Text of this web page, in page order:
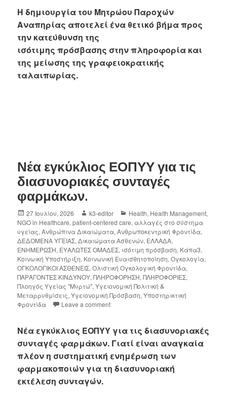
Η δημιουργία του Μητρώου Παροχών
Αναπηρίας αποτελεί ένα θετικό βήμα προς
την κατεύθυνση της
ισότιμης πρόσβασης στην πληροφορία και
της μείωσης της γραφειοκρατικής
ταλαιπωρίας.
Νέα εγκύκλιος ΕΟΠΥΥ για τις
διασυνοριακές συνταγές
φαρμάκων.
27 Ιουλίου, 2026 k3-editor Health, Health Management,
NGO in Healthcare,patient-centered care, αλλαγές στο σύστημα
υγείας,Ανθρώπινα Δικαιώματα,Ανθρωποκεντρική Φροντίδα,
ΔΕΔΟΜΕΝΑ ΥΓΕΙΑΣ,Δικαιώματα Ασθενών, ΕΛΛΑΔΑ,
ΕΝΗΜΕΡΩΣΗ, ΕΥΑΛΩΤΕΣ ΟΜΑΔΕΣ, ισότιμη πρόσβαση, Κάπα3,
Κοινωική Υποστήριξη, Κοινωνική Ευαισθητοποίηση,Ογκολογία,
ΟΓΚΟΛΟΓΙΚΟΙ ΑΣΘΕΝΕΙΣ,Ολιστική Ογκολογική Φροντίδα,
ΠΑΡΑΓΟΝΤΕΣ ΚΙΝΔΥΝΟΥ,ΠΛΗΡΟΦΟΡΗΣΗ,ΠΛΗΡΟΦΟΡΙΕΣ,
Πλοηγός Υγείας "Μυρτώ",Υγειονομική Πολιτική &
Μεταρρυθμίσεις,Υγειονομική Πρόσβαση,Υποστηρικτική
Φροντίδα
Leave a comment
Νέα εγκύκλιος ΕΟΠΥΥ για τις διασυνοριακές
συνταγές φαρμάκων. Γιατί είναι αναγκαία
πλέον η συστηματική ενημέρωση των
φαρμακοποιών για τη διασυνοριακή
εκτέλεση συνταγών.